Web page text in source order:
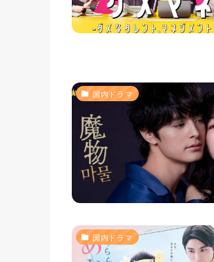
国内ドラマ
国内ドラマ